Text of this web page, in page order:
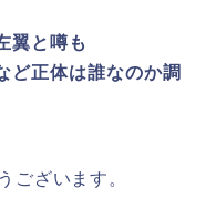
翼と噂も
ど正体は誰なのか調
ございます。